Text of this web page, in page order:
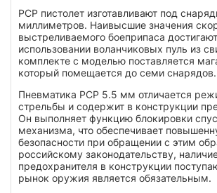
РСР пистолет изготавливают под
миллиметров. Наивысшие значения
выстреливаемого боеприпаса
использовании воланчиковых пуль из
комплекте с моделью поставляется
который помещается до семи снарядов.
Пневматика РСР 5.5 мм отличается
стрельбы и содержит в конструкции
Он выполняет функцию блокировки
механизма, что обеспечивает
безопасности при обращении с этим
российскому законодательству,
предохранителя в конструкции
рынок оружия является обязательным.